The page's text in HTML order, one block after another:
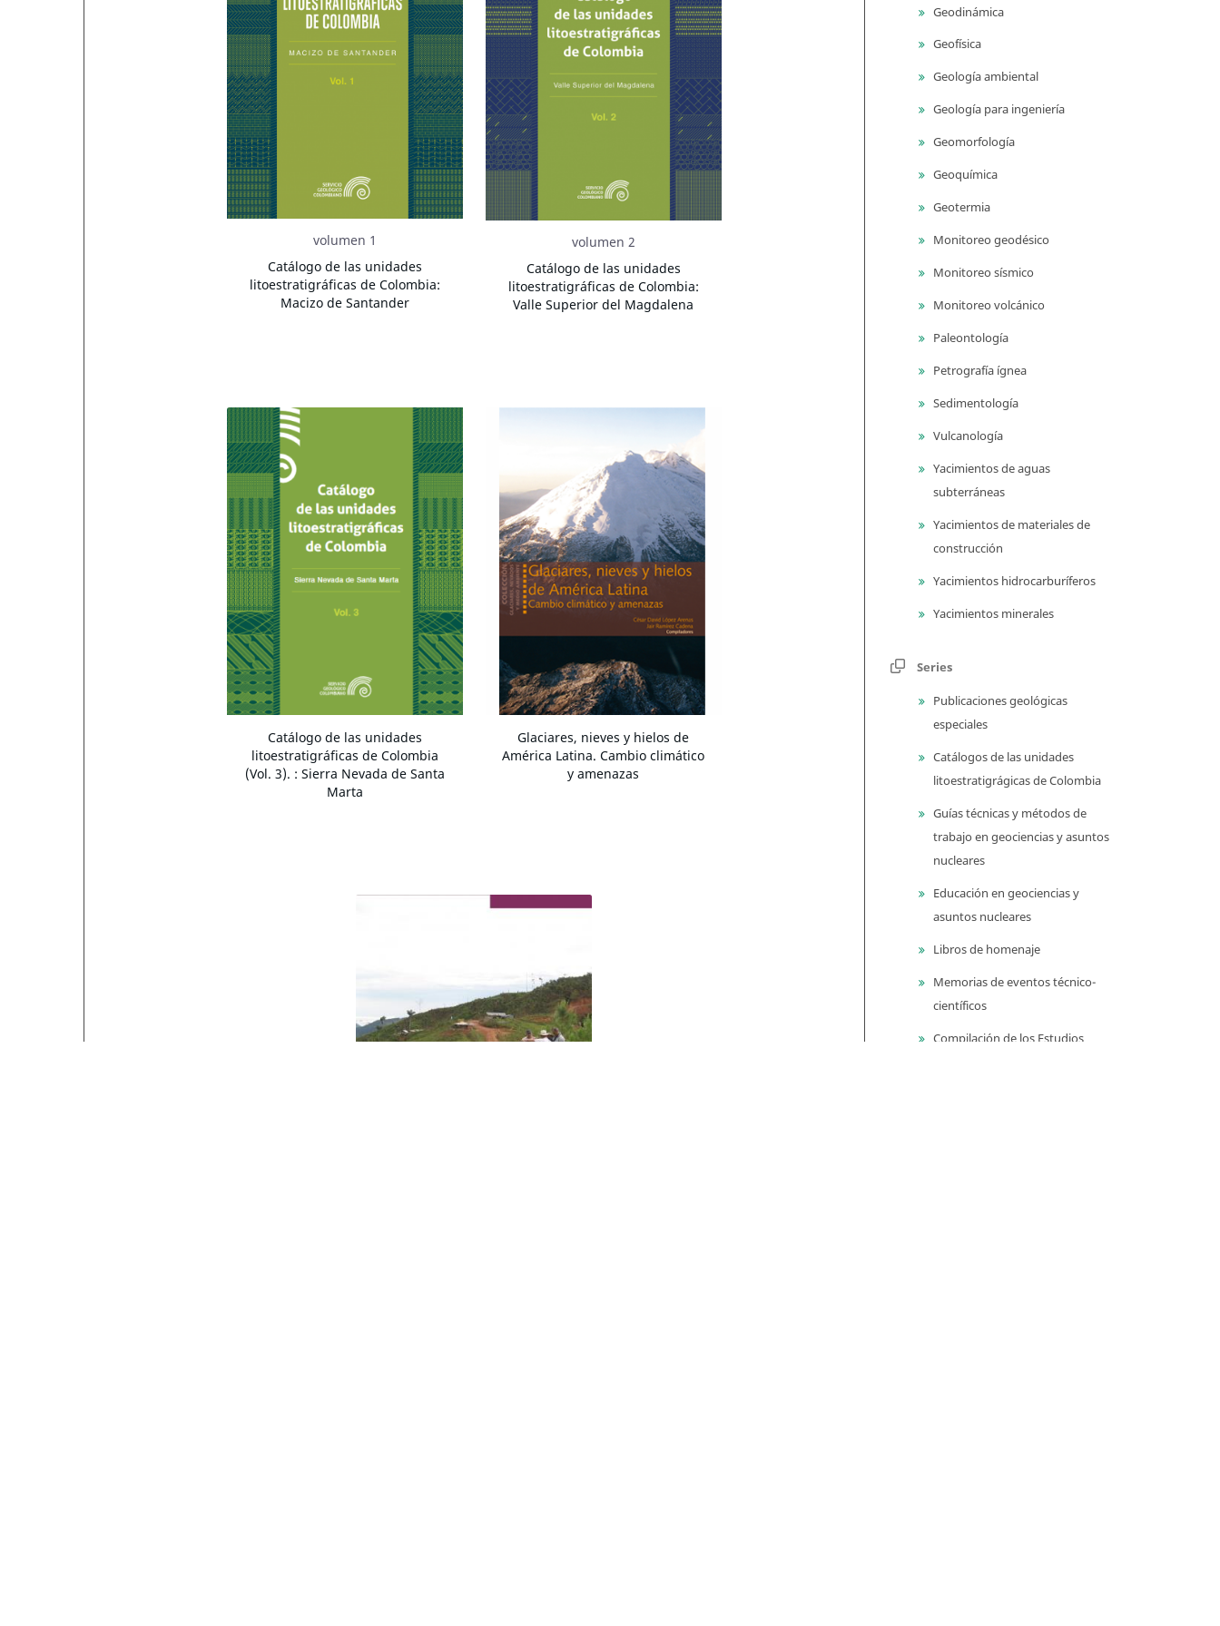
volumen 1
Catálogo de las unidades
litoestratigráficas de Colombia:
Macizo de Santander
volumen 2
Catálogo de las unidades
litoestratigráficas de Colombia:
Valle Superior del Magdalena
Catálogo de las unidades
litoestratigráficas de Colombia
(Vol. 3). : Sierra Nevada de Santa
Marta
Glaciares, nieves y hielos de
América Latina. Cambio climático
y amenazas
Geodinámica
Geofísica
Geología ambiental
Geología para ingeniería
Geomorfología
Geoquímica
Geotermia
Monitoreo geodésico
Monitoreo sísmico
Monitoreo volcánico
Paleontología
Petrografía ígnea
Sedimentología
Vulcanología
Yacimientos de aguas
subterráneas
Yacimientos de materiales de
construcción
Yacimientos hidrocarburíferos
Yacimientos minerales
Series
Publicaciones geológicas
especiales
Catálogos de las unidades
litoestratigrágicas de Colombia
Guías técnicas y métodos de
trabajo en geociencias y asuntos
nucleares
Educación en geociencias y
asuntos nucleares
Libros de homenaje
Memorias de eventos técnico-
científicos
Compilación de los Estudios